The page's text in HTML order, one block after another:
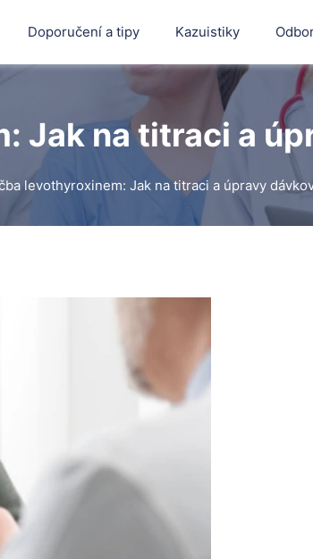
Doporučení a tipy Kazuistiky
Jak na titraci a
levothyroxinem: Jak na titraci a úpravy